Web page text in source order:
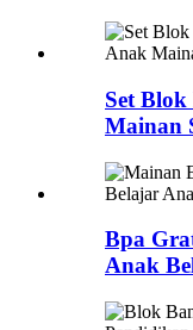
Set
Mainan
Bpa
Anak